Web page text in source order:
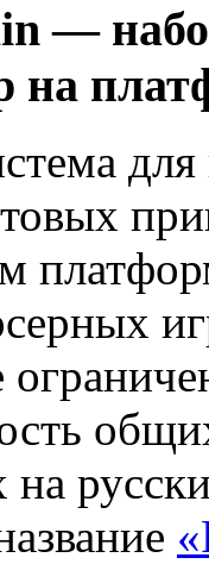
—
на
на